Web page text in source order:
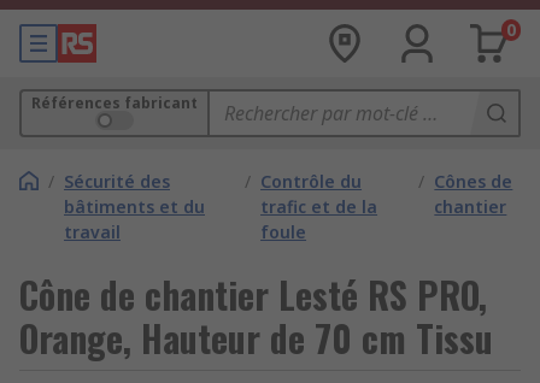
0
Références fabricant
/ Sécurité des
bâtiments et du
travail
/ Contrôle du
trafic et de la
foule
/ Cônes de
chantier
Cône de chantier Lesté RS PRO,
Orange, Hauteur de 70 cm Tissu